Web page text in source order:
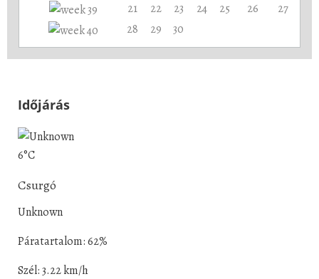
21
22 23 24 25 26
27
28
29 30
Időjárás
6°C
Csurgó
Unknown
Páratartalom: 62%
Szél: 3.22 km/h